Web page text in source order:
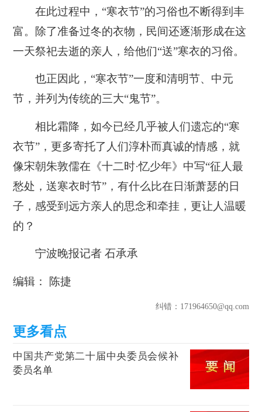
在此过程中，“寒衣节”的习俗也不断得到丰
富。除了准备过冬的衣物，民间还逐渐形成在这
一天祭祀去逝的亲人，给他们“送”寒衣的习俗。
也正因此，“寒衣节”一度和清明节、中元
节，并列为传统的三大“鬼节”。
相比霜降，如今已经几乎被人们遗忘的“寒
衣节”，更多寄托了人们淳朴而真诚的情感 ，就
像宋朝朱敦儒在《十二时·忆少年》中写“征人最
愁处，送寒衣时节”，有什么比在日渐萧瑟的日
子，感受到远方亲人的思念和牵挂，更让人温暖
的？
宁波晚报记者 石承承
编辑： 陈捷
纠错：171964650@qq.com
中国共产党第二十届中央委员会候补
委员名单